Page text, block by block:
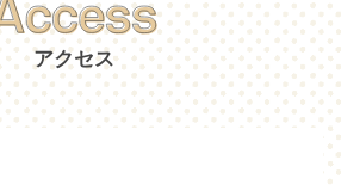
アクセス